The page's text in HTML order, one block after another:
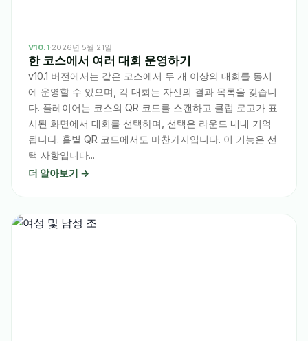
V10.1 2026년 5월 21일
한 코스에서 여러 대회 운영하기
v10.1 버전에서는 같은 코스에서 두 개 이상의 대회를 동시
에 운영할 수 있으며, 각 대회는 자신의 결과 목록을 갖습니
다. 플레이어는 코스의 QR 코드를 스캔하고 클럽 로고가 표
시된 화면에서 대회를 선택하며, 선택은 라운드 내내 기억
됩니다. 홀별 QR 코드에서도 마찬가지입니다. 이 기능은 선
택 사항입니다...
더 알아보기 →